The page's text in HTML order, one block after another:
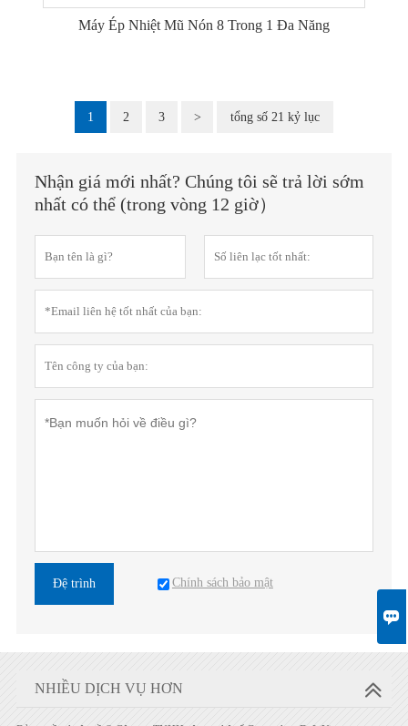

Máy Ép Nhiệt Mũ Nón 8 Trong 1 Đa Năng
1 2 3 > tổng số 21 kỷ lục
Nhận giá mới nhất? Chúng tôi sẽ trả lời sớm
nhất có thể (trong vòng 12 giờ）
Đệ trình Chính sách bảo mật
NHIỀU DỊCH VỤ HƠN